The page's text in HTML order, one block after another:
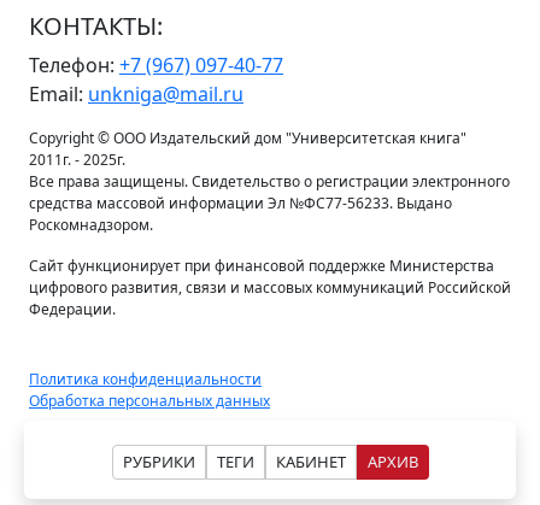
РУБРИКИ ТЕГИ КАБИНЕТ АРХИВ
КОНТАКТЫ:
Телефон: +7 (967) 097-40-77
Email: unkniga@mail.ru
Copyright © ООО Издательский дом "Университетская книга"
2011г. - 2025г.
Все права защищены. Свидетельство о регистрации электронного
средства массовой информации Эл №ФС77-56233. Выдано
Роскомнадзором.
Сайт функционирует при финансовой поддержке Министерства
цифрового развития, связи и массовых коммуникаций Российской
Федерации.
Политика конфиденциальности
Обработка персональных данных